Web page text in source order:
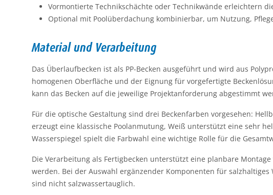
Vormontierte Technikschächte oder Technikwände erleichtern
Optional mit Poolüberdachung kombinierbar, um Nutzung,
Material und Verarbeitung
Das Überlaufbecken ist als PP-Becken ausgeführt und wird aus
homogenen Oberfläche und der Eignung für vorgefertigte
kann das Becken auf die jeweilige Projektanforderung abgestimmt
Für die optische Gestaltung sind drei Beckenfarben vorgesehen:
erzeugt eine klassische Poolanmutung, Weiß unterstützt eine sehr
Wasserspiegel spielt die Farbwahl eine wichtige Rolle für die
Die Verarbeitung als Fertigbecken unterstützt eine planbare
werden. Bei der Auswahl ergänzender Komponenten für
sind nicht salzwassertauglich.